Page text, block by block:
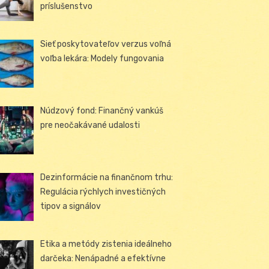
príslušenstvo
Sieť poskytovateľov verzus voľná
voľba lekára: Modely fungovania
Núdzový fond: Finančný vankúš
pre neočakávané udalosti
Dezinformácie na finančnom trhu:
Regulácia rýchlych investičných
tipov a signálov
Etika a metódy zistenia ideálneho
darčeka: Nenápadné a efektívne